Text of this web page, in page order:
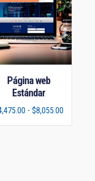
hasta
$5,950.00
Página web
Estándar
- $8,055.00Rango
de